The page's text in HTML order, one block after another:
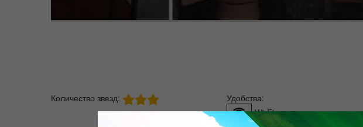
Количество звезд:
Удобства:
Wi-Fi